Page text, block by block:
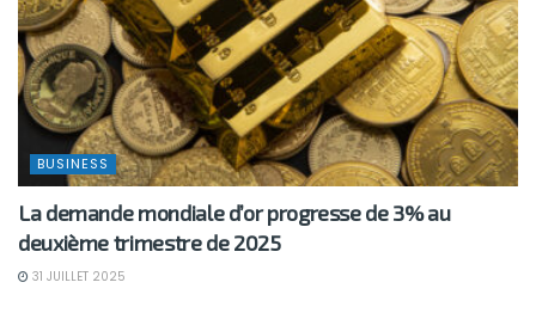
BUSINESS
La demande mondiale d’or progresse de 3% au
deuxième trimestre de 2025
31 JUILLET 2025